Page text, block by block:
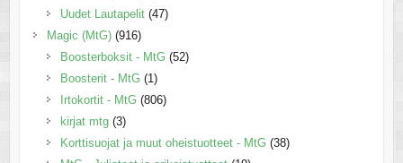
Uudet Lautapelit (47)
Magic (MtG) (916)
Boosterboksit - MtG (52)
Boosterit - MtG (1)
Irtokortit - MtG (806)
kirjat mtg (3)
Korttisuojat ja muut oheistuotteet - MtG (38)